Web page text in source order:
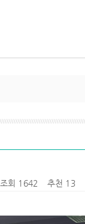
조회 1642 추천 13